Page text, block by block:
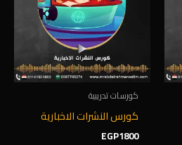
كورسات تدريبية
كورس النشرات الاخبارية
EGP1800